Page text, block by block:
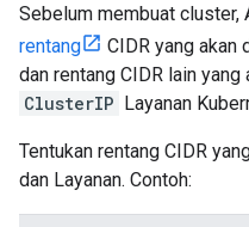
Sebelum membuat cluster,
rentang
CIDR yang akan
dan rentang CIDR lain
ClusterIP
Layanan
Tentukan rentang CIDR
dan Layanan. Contoh: